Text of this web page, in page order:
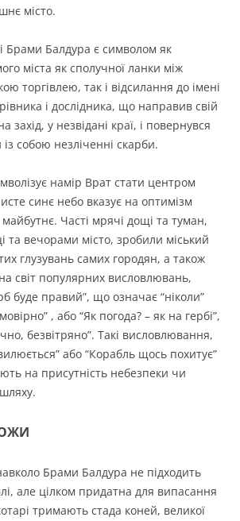
місто.
Брами Балдура є символом як
міста як сполучної ланки між
торгівлею, так і відсилання до імені
і дослідника, що направив свій
захід, у незвідані краї, і повернувся
собою незліченні скарби.
намір Врат стати центром
синє небо вказує на оптимізм
Часті мрячі дощі та туман,
та вечорами місто, зробили міський
глузувань самих городян, а також
світ популярних висловлювань,
буде правий”, що означає “ніколи”
, або “Як погода? – як на гербі”,
безвітряно”. Такі висловлювання,
або “Корабль щось похитує”
на присутність небезпеки чи
Брами Балдура не підходить
але цілком придатна для випасання
тримають стада коней, великої